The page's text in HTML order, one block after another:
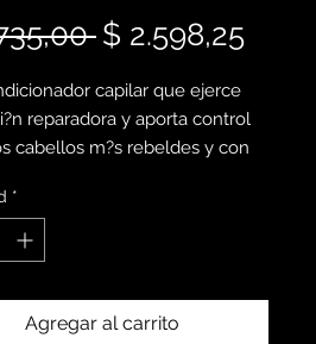
Precio
$ 2.598,25Precio
oferta
capilar que ejerce
reparadora y aporta control
cabellos m?s rebeldes y con
a disciplinar el cabello y lo
movimiento y fluidez, a la vez
el desenredado
*
Agregar al carrito